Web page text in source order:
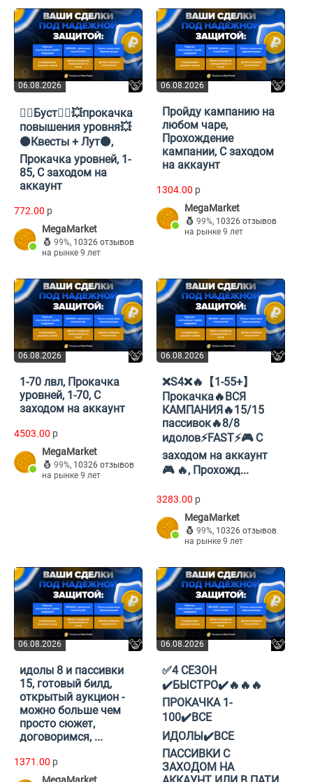
06.08.2026
🧙‍♂️Буст🧙‍♂️💥прокачка
повышения уровня💥
⚫Квесты + Лут⚫,
Прокачка уровней, 1-
85, С заходом на
аккаунт
772.00 p
MegaMarket
99%, 10326 отзывов
на рынке 9 лет
06.08.2026
Пройду кампанию на
любом чаре,
Прохождение
кампании, С заходом
на аккаунт
1304.00 p
MegaMarket
99%, 10326 отзывов
на рынке 9 лет
06.08.2026
1-70 лвл, Прокачка
уровней, 1-70, С
заходом на аккаунт
4503.00 p
MegaMarket
99%, 10326 отзывов
на рынке 9 лет
06.08.2026
❌S4❌🔥【1-55+】
Прокачка🔥ВСЯ
КАМПАНИЯ🔥15/15
пассивок🔥8/8
идолов⚡FAST⚡🎮 С
заходом на аккаунт
🎮 🔥, Прохожд...
3283.00 p
MegaMarket
99%, 10326 отзывов
на рынке 9 лет
06.08.2026
идолы 8 и пассивки
15, готовый билд,
открытый аукцион -
можно больше чем
просто сюжет,
договоримся, ...
1371.00 p
06.08.2026
✅4 СЕЗОН
✔️БЫСТРО✔️🔥🔥🔥
ПРОКАЧКА 1-
100✔️ВСЕ
ИДОЛЫ✔️ВСЕ
ПАССИВКИ С
ЗАХОДОМ НА